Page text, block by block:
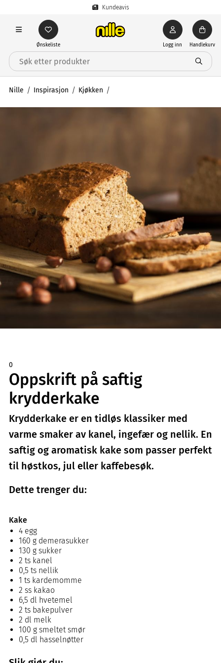
Kundeavis
Ønskeliste Logg inn Handlekurv
Nille Inspirasjon Kjøkken
0
Oppskrift på saftig
krydderkake
Krydderkake er en tidløs klassiker med
varme smaker av kanel, ingefær og nellik. En
saftig og aromatisk kake som passer perfekt
til høstkos, jul eller kaffebesøk.
Dette trenger du:
Kake
4 egg
160 g demerasukker
130 g sukker
2 ts kanel
0,5 ts nellik
1 ts kardemomme
2 ss kakao
6,5 dl hvetemel
2 ts bakepulver
2 dl melk
100 g smeltet smør
0,5 dl hasselnøtter